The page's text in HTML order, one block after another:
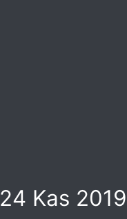
24 Kas 2019